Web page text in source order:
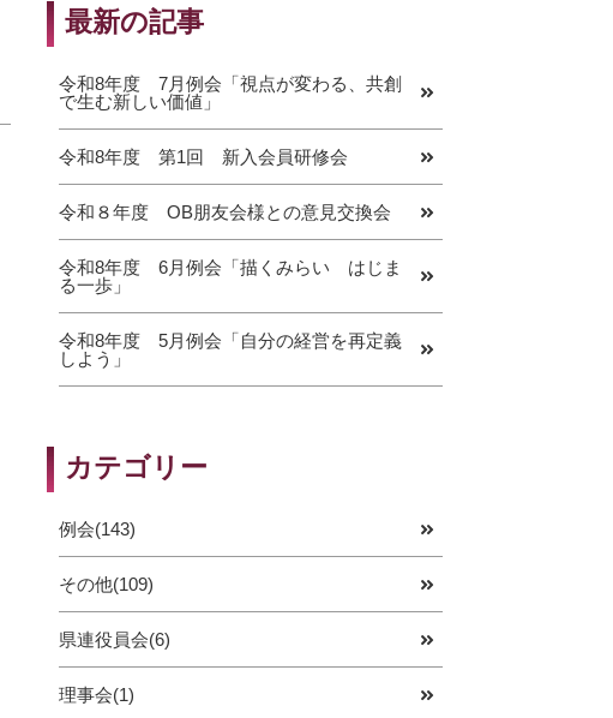
最新の記事
令和8年度 7月例会「視点が変わる、共創
で生む新しい価値」
令和8年度 第1回 新入会員研修会
令和８年度 OB朋友会様との意見交換会
令和8年度 6月例会「描くみらい はじま
る一歩」
令和8年度 5月例会「自分の経営を再定義
しよう」
カテゴリー
例会(143)
その他(109)
県連役員会(6)
理事会(1)